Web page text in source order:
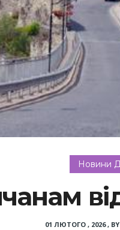
Новини
01 ЛЮТОГО , 2026, BY